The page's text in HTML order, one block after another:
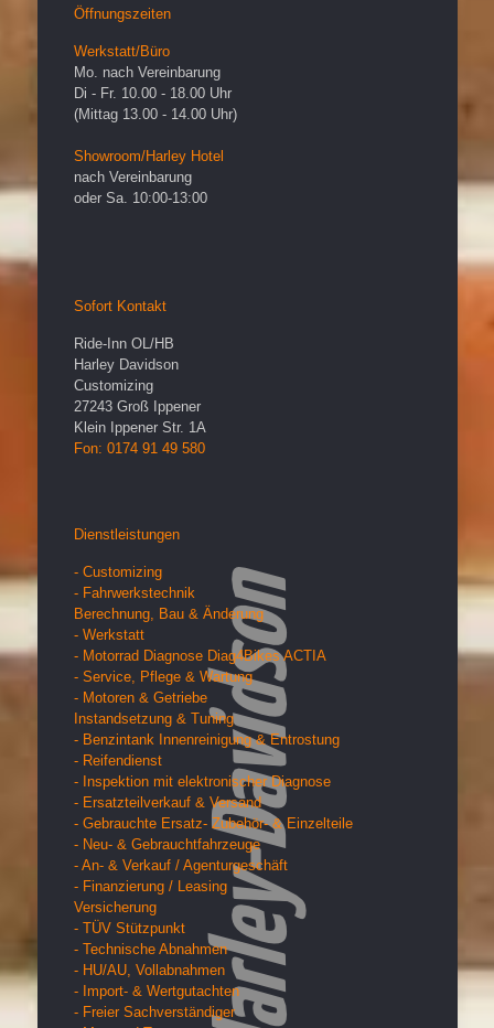
Öffnungszeiten
Werkstatt/Büro
Mo. nach Vereinbarung
Di - Fr. 10.00 - 18.00 Uhr
(Mittag 13.00 - 14.00 Uhr)
Showroom/Harley Hotel
nach Vereinbarung
oder Sa. 10:00-13:00
Sofort Kontakt
Ride-Inn OL/HB
Harley Davidson
Customizing
27243 Groß Ippener
Klein Ippener Str. 1A
Fon: 0174 91 49 580
Dienstleistungen
- Customizing
- Fahrwerkstechnik
Berechnung, Bau & Änderung
- Werkstatt
- Motorrad Diagnose Diag4Bikes ACTIA
- Service, Pflege & Wartung
- Motoren & Getriebe
Instandsetzung & Tuning
- Benzintank Innenreinigung & Entrostung
- Reifendienst
- Inspektion mit elektronischer Diagnose
- Ersatzteilverkauf & Versand
- Gebrauchte Ersatz- Zubehör- & Einzelteile
- Neu- & Gebrauchtfahrzeuge
- An- & Verkauf / Agenturgeschäft
- Finanzierung / Leasing
Versicherung
- TÜV Stützpunkt
- Technische Abnahmen
- HU/AU, Vollabnahmen
- Import- & Wertgutachten
- Freier Sachverständiger